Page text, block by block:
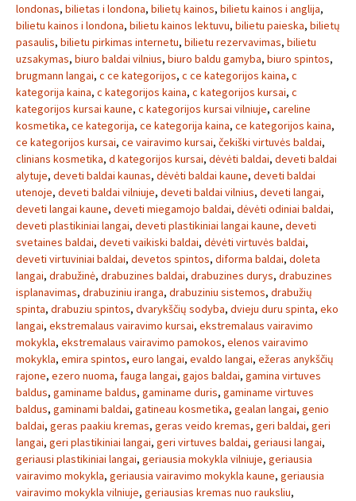
londonas, bilietas i londona, bilietų kainos, bilietu kainos i anglija,
bilietu kainos i londona, bilietu kainos lektuvu, bilietu paieska, bilietų
pasaulis, bilietu pirkimas internetu, bilietu rezervavimas, bilietu
uzsakymas, biuro baldai vilnius, biuro baldu gamyba, biuro spintos,
brugmann langai, c ce kategorijos, c ce kategorijos kaina, c
kategorija kaina, c kategorijos kaina, c kategorijos kursai, c
kategorijos kursai kaune, c kategorijos kursai vilniuje, careline
kosmetika, ce kategorija, ce kategorija kaina, ce kategorijos kaina,
ce kategorijos kursai, ce vairavimo kursai, čekiški virtuvės baldai,
clinians kosmetika, d kategorijos kursai, dėvėti baldai, deveti baldai
alytuje, deveti baldai kaunas, dėvėti baldai kaune, deveti baldai
utenoje, deveti baldai vilniuje, deveti baldai vilnius, deveti langai,
deveti langai kaune, deveti miegamojo baldai, dėvėti odiniai baldai,
deveti plastikiniai langai, deveti plastikiniai langai kaune, deveti
svetaines baldai, deveti vaikiski baldai, dėvėti virtuvės baldai,
deveti virtuviniai baldai, devetos spintos, diforma baldai, doleta
langai, drabužinė, drabuzines baldai, drabuzines durys, drabuzines
isplanavimas, drabuziniu iranga, drabuziniu sistemos, drabužių
spinta, drabuziu spintos, dvarykščių sodyba, dvieju duru spinta, eko
langai, ekstremalaus vairavimo kursai, ekstremalaus vairavimo
mokykla, ekstremalaus vairavimo pamokos, elenos vairavimo
mokykla, emira spintos, euro langai, evaldo langai, ežeras anykščių
rajone, ezero nuoma, fauga langai, gajos baldai, gamina virtuves
baldus, gaminame baldus, gaminame duris, gaminame virtuves
baldus, gaminami baldai, gatineau kosmetika, gealan langai, genio
baldai, geras paakiu kremas, geras veido kremas, geri baldai, geri
langai, geri plastikiniai langai, geri virtuves baldai, geriausi langai,
geriausi plastikiniai langai, geriausia mokykla vilniuje, geriausia
vairavimo mokykla, geriausia vairavimo mokykla kaune, geriausia
vairavimo mokykla vilniuje, geriausias kremas nuo rauksliu,